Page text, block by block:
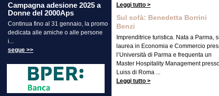
Campagna adesione 2025 a
Donne del 2000Aps
Continua fino al 31 gennaio, la promo
dedicata alle amiche o alle persone
i...
segue >>
Leggi tutto >
Sul sofà: Benedetta Borrini
Benzi
Imprenditrice turistica. Nata a Parma,
laurea in Economia e Commercio
l’Università di Parma e frequenta un
Master Hospitality Management
Luiss di Roma ...
Leggi tutto >